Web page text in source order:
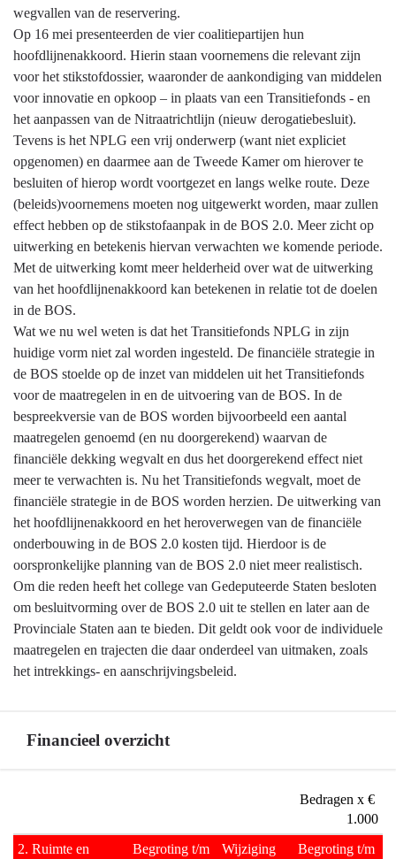
Ontwikkelingen
onzekerheden
wegvallen van de reservering.
Op 16 mei presenteerden de vier coalitiepartijen hun
hoofdlijnenakkoord. Hierin staan voornemens die relevant zijn
voor het stikstofdossier, waaronder de aankondiging van middelen
voor innovatie en opkoop – in plaats van een Transitiefonds - en
het aanpassen van de Nitraatrichtlijn (nieuw derogatiebesluit).
Tevens is het NPLG een vrij onderwerp (want niet expliciet
opgenomen) en daarmee aan de Tweede Kamer om hierover te
besluiten of hierop wordt voortgezet en langs welke route. Deze
(beleids)voornemens moeten nog uitgewerkt worden, maar zullen
effect hebben op de stikstofaanpak in de BOS 2.0. Meer zicht op
uitwerking en betekenis hiervan verwachten we komende periode.
Met de uitwerking komt meer helderheid over wat de uitwerking
van het hoofdlijnenakkoord kan betekenen in relatie tot de doelen
in de BOS.
Wat we nu wel weten is dat het Transitiefonds NPLG in zijn
huidige vorm niet zal worden ingesteld. De financiële strategie in
de BOS stoelde op de inzet van middelen uit het Transitiefonds
voor de maatregelen in en de uitvoering van de BOS. In de
bespreekversie van de BOS worden bijvoorbeeld een aantal
maatregelen genoemd (en nu doorgerekend) waarvan de
financiële dekking wegvalt en dus het doorgerekend effect niet
meer te verwachten is. Nu het Transitiefonds wegvalt, moet de
financiële strategie in de BOS worden herzien. De uitwerking van
het hoofdlijnenakkoord en het heroverwegen van de financiële
onderbouwing in de BOS 2.0 kosten tijd. Hierdoor is de
oorspronkelijke planning van de BOS 2.0 niet meer realistisch.
Om die reden heeft het college van Gedeputeerde Staten besloten
om besluitvorming over de BOS 2.0 uit te stellen en later aan de
Provinciale Staten aan te bieden. Dit geldt ook voor de individuele
maatregelen en trajecten die daar onderdeel van uitmaken, zoals
het intrekkings- en aanschrijvingsbeleid.
Financieel overzicht
navigatie
Bedragen x €
1.000
2. Ruimte en
Begroting t/m
Wijziging
Begroting t/m